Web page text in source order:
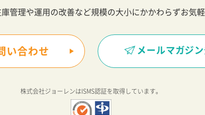
管理や運用の改善など規模の大小にかかわらずお気
い合わせ メールマガジ
株式会社ジョーレンはISMS認証を取得しています。